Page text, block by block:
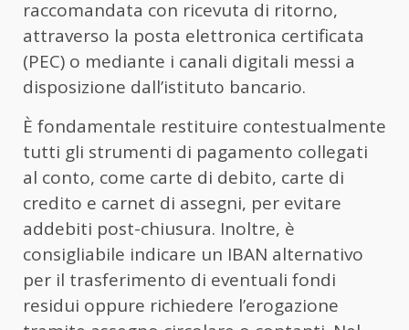
raccomandata con ricevuta di ritorno,
attraverso la posta elettronica certificata
(PEC) o mediante i canali digitali messi a
disposizione dall’istituto bancario.
È fondamentale restituire contestualmente
tutti gli strumenti di pagamento collegati
al conto, come carte di debito, carte di
credito e carnet di assegni, per evitare
addebiti post-chiusura. Inoltre, è
consigliabile indicare un IBAN alternativo
per il trasferimento di eventuali fondi
residui oppure richiedere l’erogazione